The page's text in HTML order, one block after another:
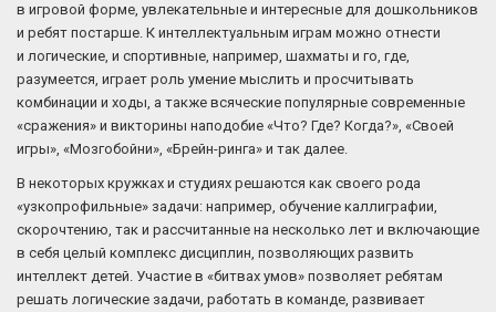
в игровой форме, увлекательные и интересные для дошкольников
и ребят постарше. К интеллектуальным играм можно отнести
и логические, и спортивные, например, шахматы и го, где,
разумеется, играет роль умение мыслить и просчитывать
комбинации и ходы, а также всяческие популярные современные
«сражения» и викторины наподобие «Что? Где? Когда?», «Своей
игры», «Мозгобойни», «Брейн-ринга» и так далее.
В некоторых кружках и студиях решаются как своего рода
«узкопрофильные» задачи: например, обучение каллиграфии,
скорочтению, так и рассчитанные на несколько лет и включающие
в себя целый комплекс дисциплин, позволяющих развить
интеллект детей. Участие в «битвах умов» позволяет ребятам
решать логические задачи, работать в команде, развивает